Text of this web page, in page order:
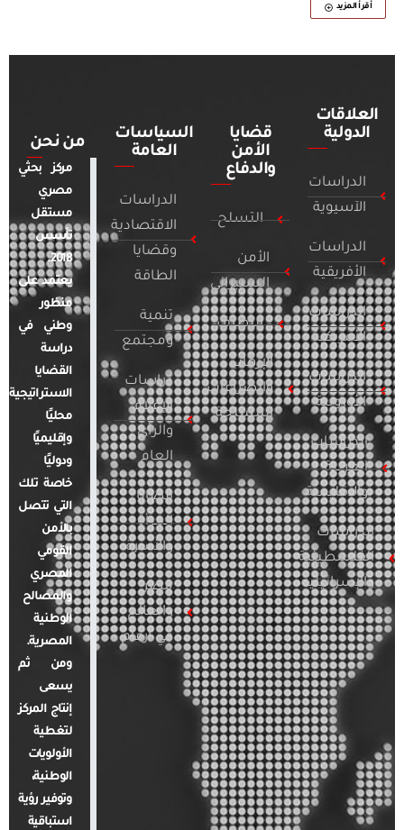
أقرأ المزيد
العلاقات
الدولية
الدراسات
الآسيوية
الدراسات
الأفريقية
الدراسات
الأمريكية
الدراسات
الأوروبية
الدراسات
العربية
والإقليمية
الدراسات
الفلسطينية
والإسرائيلية
قضايا
الأمن
والدفاع
التسلح
الأمن
السيبراني
التطرف
الإرهاب
والصراعات
المسلحة
السياسات
العامة
الدراسات
الاقتصادية
وقضايا
الطاقة
تنمية
ومجتمع
دراسات
الإعلام
والرأي
العام
قضايا
المرأة
والأسرة
مصر
والعالم
في أرقام
من نحن
مركز بحثي
مصري
مستقل
تأسس
2018.
يعتمد على
منظور
وطني في
دراسة
القضايا
الاستراتيجية
محليًا
وإقليميًا
ودوليًا
خاصة تلك
التي تتصل
بالأمن
القومي
المصري
والمصالح
الوطنية
المصرية.
ومن ثم
يسعى
إنتاج المركز
لتغطية
الأولويات
الوطنية،
وتوفير رؤية
استباقية